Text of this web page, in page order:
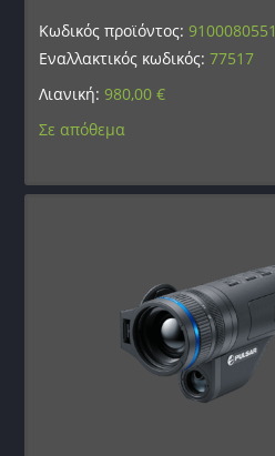
Κωδικός προϊόντος:9100080551
Εναλλακτικός κωδικός:77517
Λιανική:980,00€
Σε απόθεμα